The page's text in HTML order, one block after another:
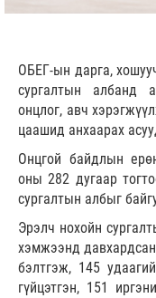
ОБЕГ-ын дарга,
сургалтын албанд
онцлог, авч
цаашид анхаарах
Онцгой байдлын
оны 282 дугаар
сургалтын албыг
Эрэлч нохойн
хэмжээнд давхардсан
бэлтгэж, 145
гүйцэтгэн, 151